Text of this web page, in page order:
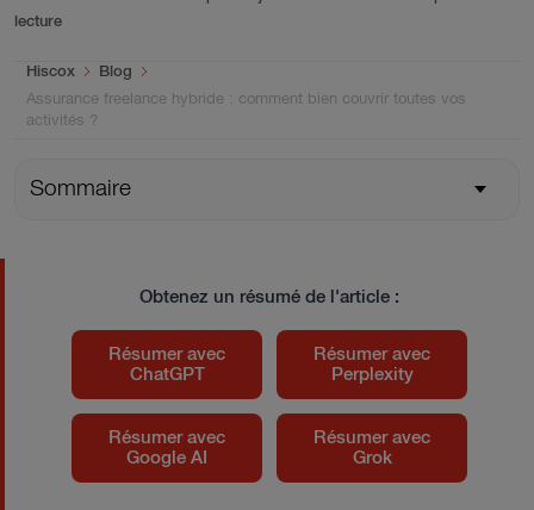
lecture
You are here:
Hiscox
Blog
Assurance freelance hybride : comment bien couvrir toutes vos
activités ?
Sommaire
Obtenez un résumé de l'article :
Résumer avec
ChatGPT
Résumer avec
Perplexity
Résumer avec
Google AI
Résumer avec
Grok